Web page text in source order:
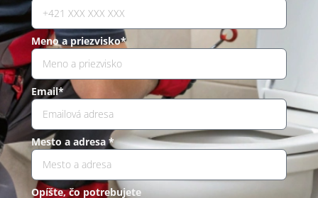
Meno a priezvisko*
Email*
Mesto a adresa *
Opíšte, čo potrebujete